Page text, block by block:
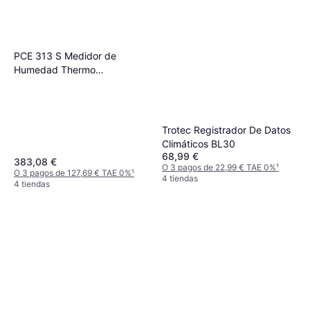
PCE 313 S Medidor de
Humedad Thermo
383,08 €
O 3 pagos de 127,69 € TAE 0%¹
4 tiendas
Trotec Registrador De Datos
Climáticos BL30
68,99 €
O 3 pagos de 22,99 € TAE 0%¹
4 tiendas